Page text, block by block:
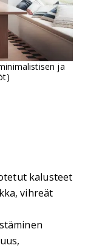
ja
kalusteet
vihreät